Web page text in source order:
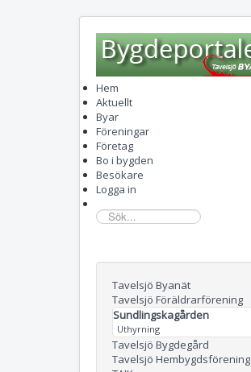
Hem
Aktuellt
Byar
Föreningar
Företag
Bo i bygden
Besökare
Logga in
sök...
Tavelsjö Byanät
Tavelsjö Föräldrarförening
Sundlingskagården
Uthyrning
Tavelsjö Bygdegård
Tavelsjö Hembygdsförening